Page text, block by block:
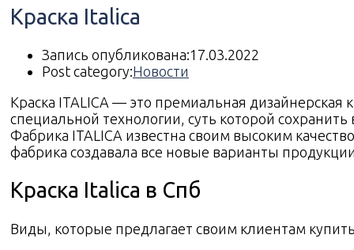
Краска Italica
Запись опубликована:17.03.2022
Post category:Новости
Краска ITALICA — это премиальная дизайнерская
специальной технологии, суть которой
Фабрика ITALICA известна своим высоким
фабрика создавала все новые варианты
Краска Italica в Спб
Виды, которые предлагает своим клиентам